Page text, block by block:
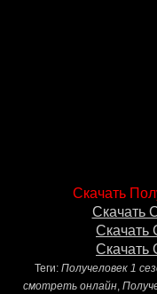
Скачать
Скачать
Скачать
Скачать
Теги: Получеловек 1
смотреть онлайн,